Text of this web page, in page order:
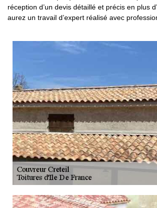
réception d’un devis détaillé et précis en plus
aurez un travail d’expert réalisé avec